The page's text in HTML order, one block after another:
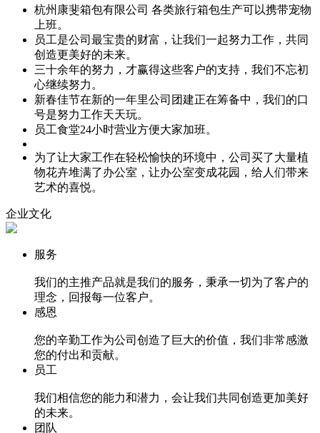
杭州康斐箱包有限公司 各类旅行箱包生产可以携带宠物
上班。
员工是公司最宝贵的财富，让我们一起努力工作，共同
创造更美好的未来。
三十余年的努力，才赢得这些客户的支持，我们不忘初
心继续努力。
新春佳节在新的一年里公司团建正在筹备中，我们的口
号是努力工作天天玩。
员工食堂24小时营业方便大家加班。
为了让大家工作在轻松愉快的环境中，公司买了大量植
物花卉堆满了办公室，让办公室变成花园，给人们带来
艺术的喜悦。
企业文化
服务
我们的主推产品就是我们的服务，秉承一切为了客户的
理念，回报每一位客户。
感恩
您的辛勤工作为公司创造了巨大的价值，我们非常感激
您的付出和贡献。
员工
我们相信您的能力和潜力，会让我们共同创造更加美好
的未来。
团队